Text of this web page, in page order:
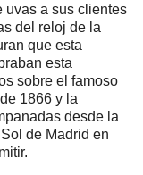
uvas a sus clientes
del reloj de la
que esta
esta
sobre el famoso
1866 y la
desde la
de Madrid en